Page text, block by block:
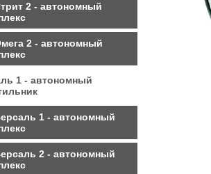
2 - автономный
2 - автономный
1 - автономный
1 - автономный
2 - автономный